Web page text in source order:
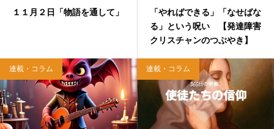
１１月２日「物語を通して」
「やればできる」「なせばな
る」という呪い 【発達障害
クリスチャンのつぶやき】
連載・コラム 連載・コラム